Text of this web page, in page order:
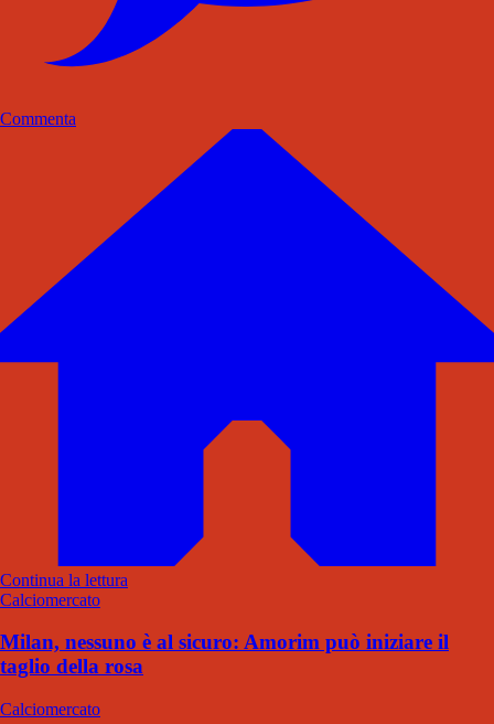
Commenta
Continua la lettura
Calciomercato
Milan, nessuno è al sicuro: Amorim può iniziare il
taglio della rosa
Calciomercato